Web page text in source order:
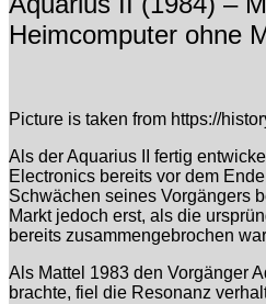
Heimcomputer ohne
Picture is taken from https://
Als der Aquarius II fertig
Electronics bereits vor dem
Schwächen seines Vorgängers
Markt jedoch erst, als die
bereits zusammengebrochen
Als Mattel 1983 den Vorgänger
brachte, fiel die Resonanz